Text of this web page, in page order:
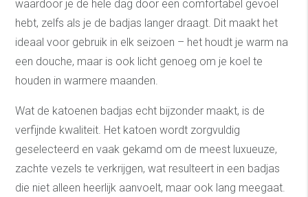
waardoor je de hele dag door een comfortabel gevoel
hebt, zelfs als je de badjas langer draagt. Dit maakt het
ideaal voor gebruik in elk seizoen – het houdt je warm na
een douche, maar is ook licht genoeg om je koel te
houden in warmere maanden.
Wat de katoenen badjas echt bijzonder maakt, is de
verfijnde kwaliteit. Het katoen wordt zorgvuldig
geselecteerd en vaak gekamd om de meest luxueuze,
zachte vezels te verkrijgen, wat resulteert in een badjas
die niet alleen heerlijk aanvoelt, maar ook lang meegaat.